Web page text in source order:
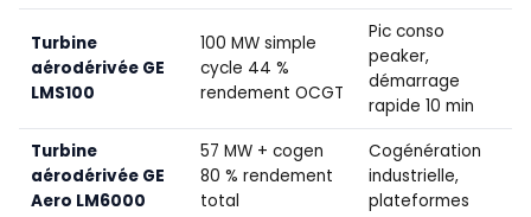
Turbine
aérodérivée GE
LMS100
100 MW simple
cycle 44 %
rendement OCGT
Pic conso
peaker,
démarrage
rapide 10 min
Turbine
aérodérivée GE
Aero LM6000
57 MW + cogen
80 % rendement
total
Cogénération
industrielle,
plateformes